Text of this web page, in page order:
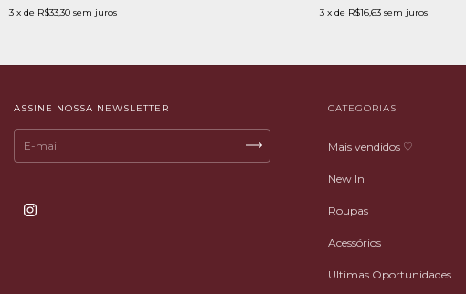
3 x de R$33,30 sem juros 3 x de R$16,63 sem juros
ASSINE NOSSA NEWSLETTER CATEGORIAS
Mais vendidos ♡
New In
Roupas
Acessórios
Ultimas Oportunidades